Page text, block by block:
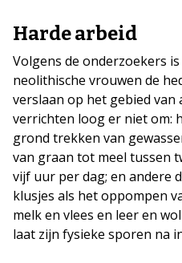
Harde arbeid
Volgens de onderzoekers
neolithische vrouwen de
verslaan op het gebied
verrichten loog er niet om:
grond trekken van
van graan tot meel tussen
vijf uur per dag; en andere
klusjes als het oppompen
melk en vlees en leer en
laat zijn fysieke sporen na